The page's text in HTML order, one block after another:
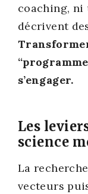
coa­ching, ni
décrivent
s’engager.
Les
science
La
vec­teurs